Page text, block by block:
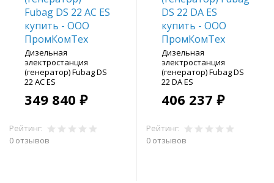
Дизельная
электростанция
(генератор) Fubag DS
22 AC ES
349 840 ₽
Рейтинг:
0 отзывов
Дизельная
электростанция
(генератор) Fubag DS
22 DA ES
406 237 ₽
Рейтинг:
0 отзывов